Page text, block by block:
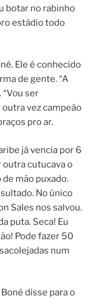
botar no rabinho
estádio todo
Ele é conhecido
de gente. “A
ser
outra vez campeão
pro ar.
já vencia por 6
outra cutucava o
mão puxado.
No único
Sales nos salvou.
puta. Seca! Eu
Pode fazer 50
num
disse para o